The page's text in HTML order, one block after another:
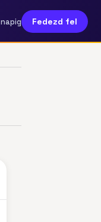
napig Fedezd fel